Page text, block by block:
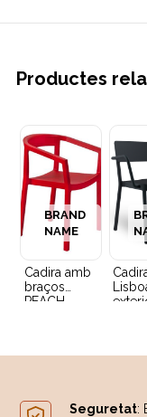
Productes
Cadira amb
braços
PEACH
BRAND
NAME
Seguretat: